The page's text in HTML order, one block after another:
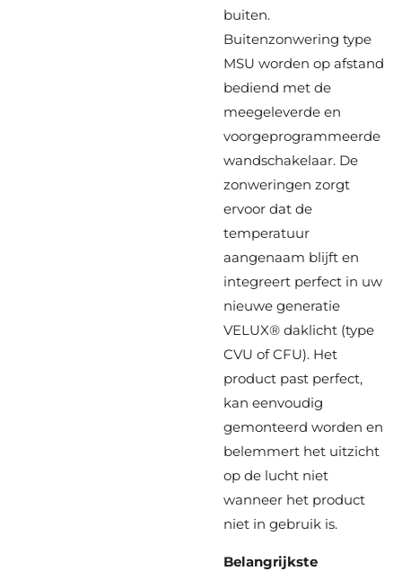
buiten.
Buitenzonwering type
MSU worden op afstand
bediend met de
meegeleverde en
voorgeprogrammeerde
wandschakelaar. De
zonweringen zorgt
ervoor dat de
temperatuur
aangenaam blijft en
integreert perfect in uw
nieuwe generatie
VELUX® daklicht (type
CVU of CFU). Het
product past perfect,
kan eenvoudig
gemonteerd worden en
belemmert het uitzicht
op de lucht niet
wanneer het product
niet in gebruik is.
Belangrijkste